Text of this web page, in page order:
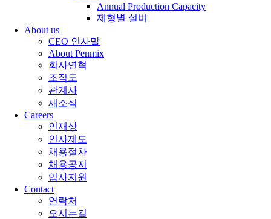
Annual Production Capacity
제형별 설비
About us
CEO 인사말
About Penmix
회사연혁
조직도
관계사
새소식
Careers
인재상
인사제도
채용절차
채용공지
입사지원
Contact
연락처
오시는길